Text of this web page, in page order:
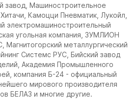
завод, Машиностроительное
Камоцци Пневматик, Лукойл,
электромашиностроительный
угольная компания, ЗУМЛИОН
металлургический
Системс РУС, Бийский завод
Академия Промышленного
компания Б-24 - официальный
мирового производителя
БЕЛАЗ и многие другие.